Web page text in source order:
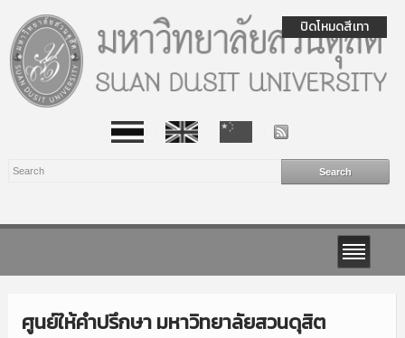
ศูนย์ให้คำปรึกษา มหาวิทยาลัยสวนดุสิต
ปิดโหมดสีเทา